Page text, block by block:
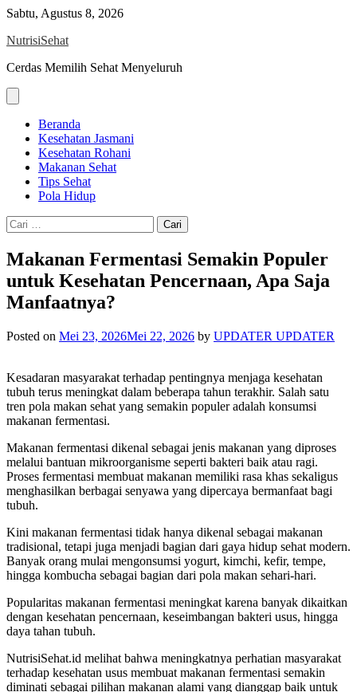
Skip
content
Sabtu, Agustus 8, 2026
NutrisiSehat
Cerdas Memilih Sehat Menyeluruh
Beranda
Kesehatan Jasmani
Kesehatan Rohani
Makanan Sehat
Tips Sehat
Pola Hidup
Cari
untuk:
Makanan Fermentasi Semakin Populer
untuk Kesehatan Pencernaan, Apa Saja
Manfaatnya?
Posted on Mei 23, 2026Mei 22, 2026 by UPDATER UPDATER
Kesadaran masyarakat terhadap pentingnya menjaga kesehatan
tubuh terus meningkat dalam beberapa tahun terakhir. Salah satu
tren pola makan sehat yang semakin populer adalah konsumsi
makanan fermentasi.
Makanan fermentasi dikenal sebagai jenis makanan yang diproses
melalui bantuan mikroorganisme seperti bakteri baik atau ragi.
Proses fermentasi membuat makanan memiliki rasa khas sekaligus
menghasilkan berbagai senyawa yang dipercaya bermanfaat bagi
tubuh.
Kini makanan fermentasi tidak hanya dikenal sebagai makanan
tradisional, tetapi juga menjadi bagian dari gaya hidup sehat modern.
Banyak orang mulai mengonsumsi yogurt, kimchi, kefir, tempe,
hingga kombucha sebagai bagian dari pola makan sehari-hari.
Popularitas makanan fermentasi meningkat karena banyak dikaitkan
dengan kesehatan pencernaan, keseimbangan bakteri usus, hingga
daya tahan tubuh.
NutrisiSehat.id melihat bahwa meningkatnya perhatian masyarakat
terhadap kesehatan usus membuat makanan fermentasi semakin
diminati sebagai pilihan makanan alami yang dianggap baik untuk